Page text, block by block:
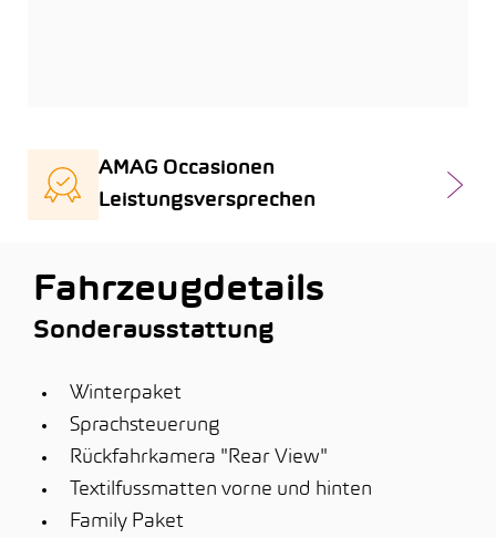
AMAG Occasionen
Leistungsversprechen
Fahrzeugdetails
Sonderausstattung
Winterpaket
Sprachsteuerung
Rückfahrkamera "Rear View"
Textilfussmatten vorne und hinten
Family Paket